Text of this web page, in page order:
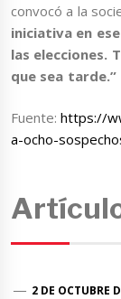
convocó a la
iniciativa en
las elecciones.
que sea tarde.”
Fuente:https://
a-ocho-
2 DE OCTUBRE